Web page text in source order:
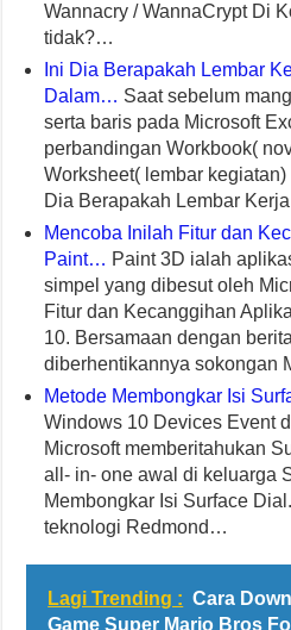
Wannacry / WannaCrypt Di
tidak?…
Ini Dia Berapakah Lembar
Dalam… Saat sebelum
serta baris pada Microsoft
perbandingan Workbook(
Worksheet( lembar
Dia Berapakah Lembar
Mencoba Inilah Fitur dan
Paint… Paint 3D ialah
simpel yang dibesut oleh
Fitur dan Kecanggihan
10. Bersamaan dengan
diberhentikannya sokongan
Metode Membongkar Isi
Windows 10 Devices Event
Microsoft memberitahukan
all- in- one awal di keluarga
Membongkar Isi Surface
teknologi Redmond…
Lagi Trending : Cara
Game Super Mario Bros